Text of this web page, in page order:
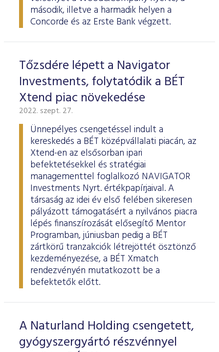
ESG Útmutató
második, illetve a harmadik helyen a
Concorde és az Erste Bank végzett.
Tőzsdére lépett a Navigator
Investments, folytatódik a BÉT
Xtend piac növekedése
2022. szept. 27.
Ünnepélyes csengetéssel indult a
kereskedés a BÉT középvállalati piacán, az
Xtend-en az elsősorban ipari
befektetésekkel és stratégiai
managementtel foglalkozó NAVIGATOR
Investments Nyrt. értékpapírjaival. A
társaság az idei év első felében sikeresen
pályázott támogatásért a nyilvános piacra
lépés finanszírozását elősegítő Mentor
Programban, júniusban pedig a BÉT
zártkörű tranzakciók létrejöttét ösztönző
kezdeményezése, a BÉT Xmatch
rendezvényén mutatkozott be a
befektetők előtt.
A Naturland Holding csengetett,
gyógyszergyártó részvénnyel